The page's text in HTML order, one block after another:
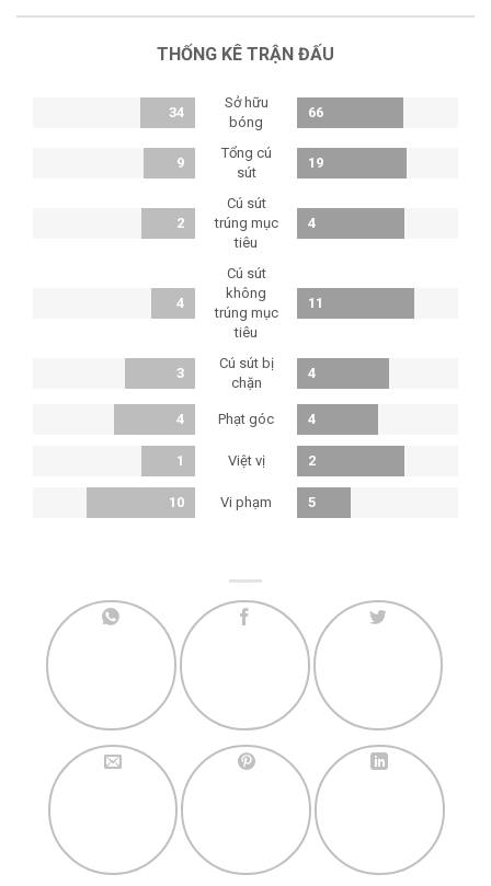
THỐNG KÊ TRẬN ĐẤU
34
Sở hữu
bóng
66
9
Tổng cú
sút
19
2
Cú sút
trúng mục
tiêu
4
4
Cú sút
không
trúng mục
tiêu
11
3
Cú sút bị
chặn
4
4 Phạt góc 4
1 Việt vị 2
10 Vi phạm 5